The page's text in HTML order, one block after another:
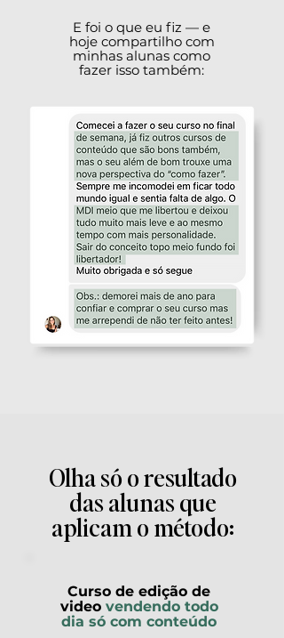
E foi o que eu fiz — e
hoje compartilho com
minhas alunas como
fazer isso também:
Olha só o resultado
das alunas que
aplicam o método:
Curso de edição de
video vendendo todo
dia só com conteúdo